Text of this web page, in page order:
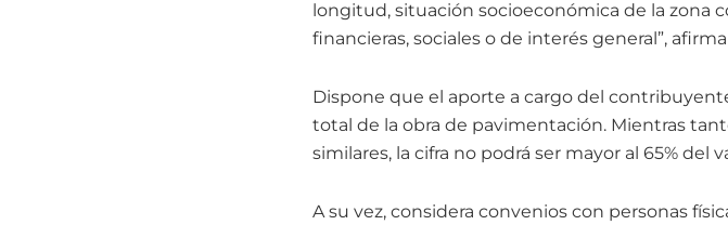
longitud, situación socioeconómica de la zona
financieras, sociales o de interés general”,
Dispone que el aporte a cargo del
total de la obra de pavimentación. Mientras
similares, la cifra no podrá ser mayor al 65% del
A su vez, considera convenios con personas